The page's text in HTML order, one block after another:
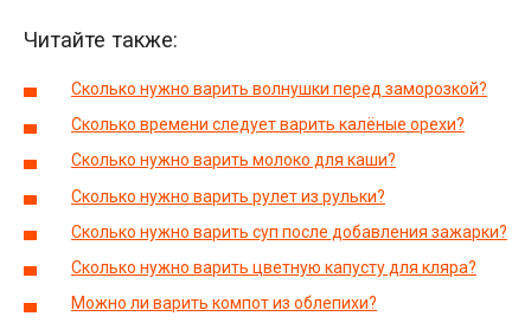
Читайте также:
Сколько нужно варить волнушки перед заморозкой?
Сколько времени следует варить калёные орехи?
Сколько нужно варить молоко для каши?
Сколько нужно варить рулет из рульки?
Сколько нужно варить суп после добавления зажарки?
Сколько нужно варить цветную капусту для кляра?
Можно ли варить компот из облепихи?